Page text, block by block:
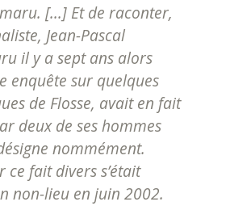
[...] Et de raconter,
Jean-Pascal
il y a sept ans alors
enquête sur quelques
de Flosse, avait en fait
deux de ses hommes
nommément.
ce fait divers s’était
non-lieu en juin 2002.